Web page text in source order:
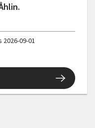
2026-09-01